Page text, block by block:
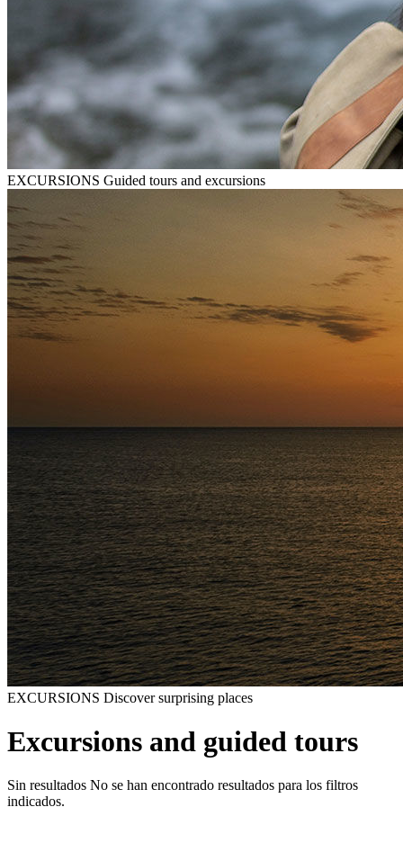
EXCURSIONS Guided tours and excursions
EXCURSIONS Discover surprising places
Excursions and guided tours
Sin resultados No se han encontrado resultados para los filtros
indicados.